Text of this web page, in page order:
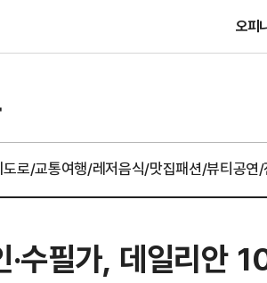
오피
도로/교통여행/레저음식/맛집패션/뷰티공연
·수필가, 데일리안